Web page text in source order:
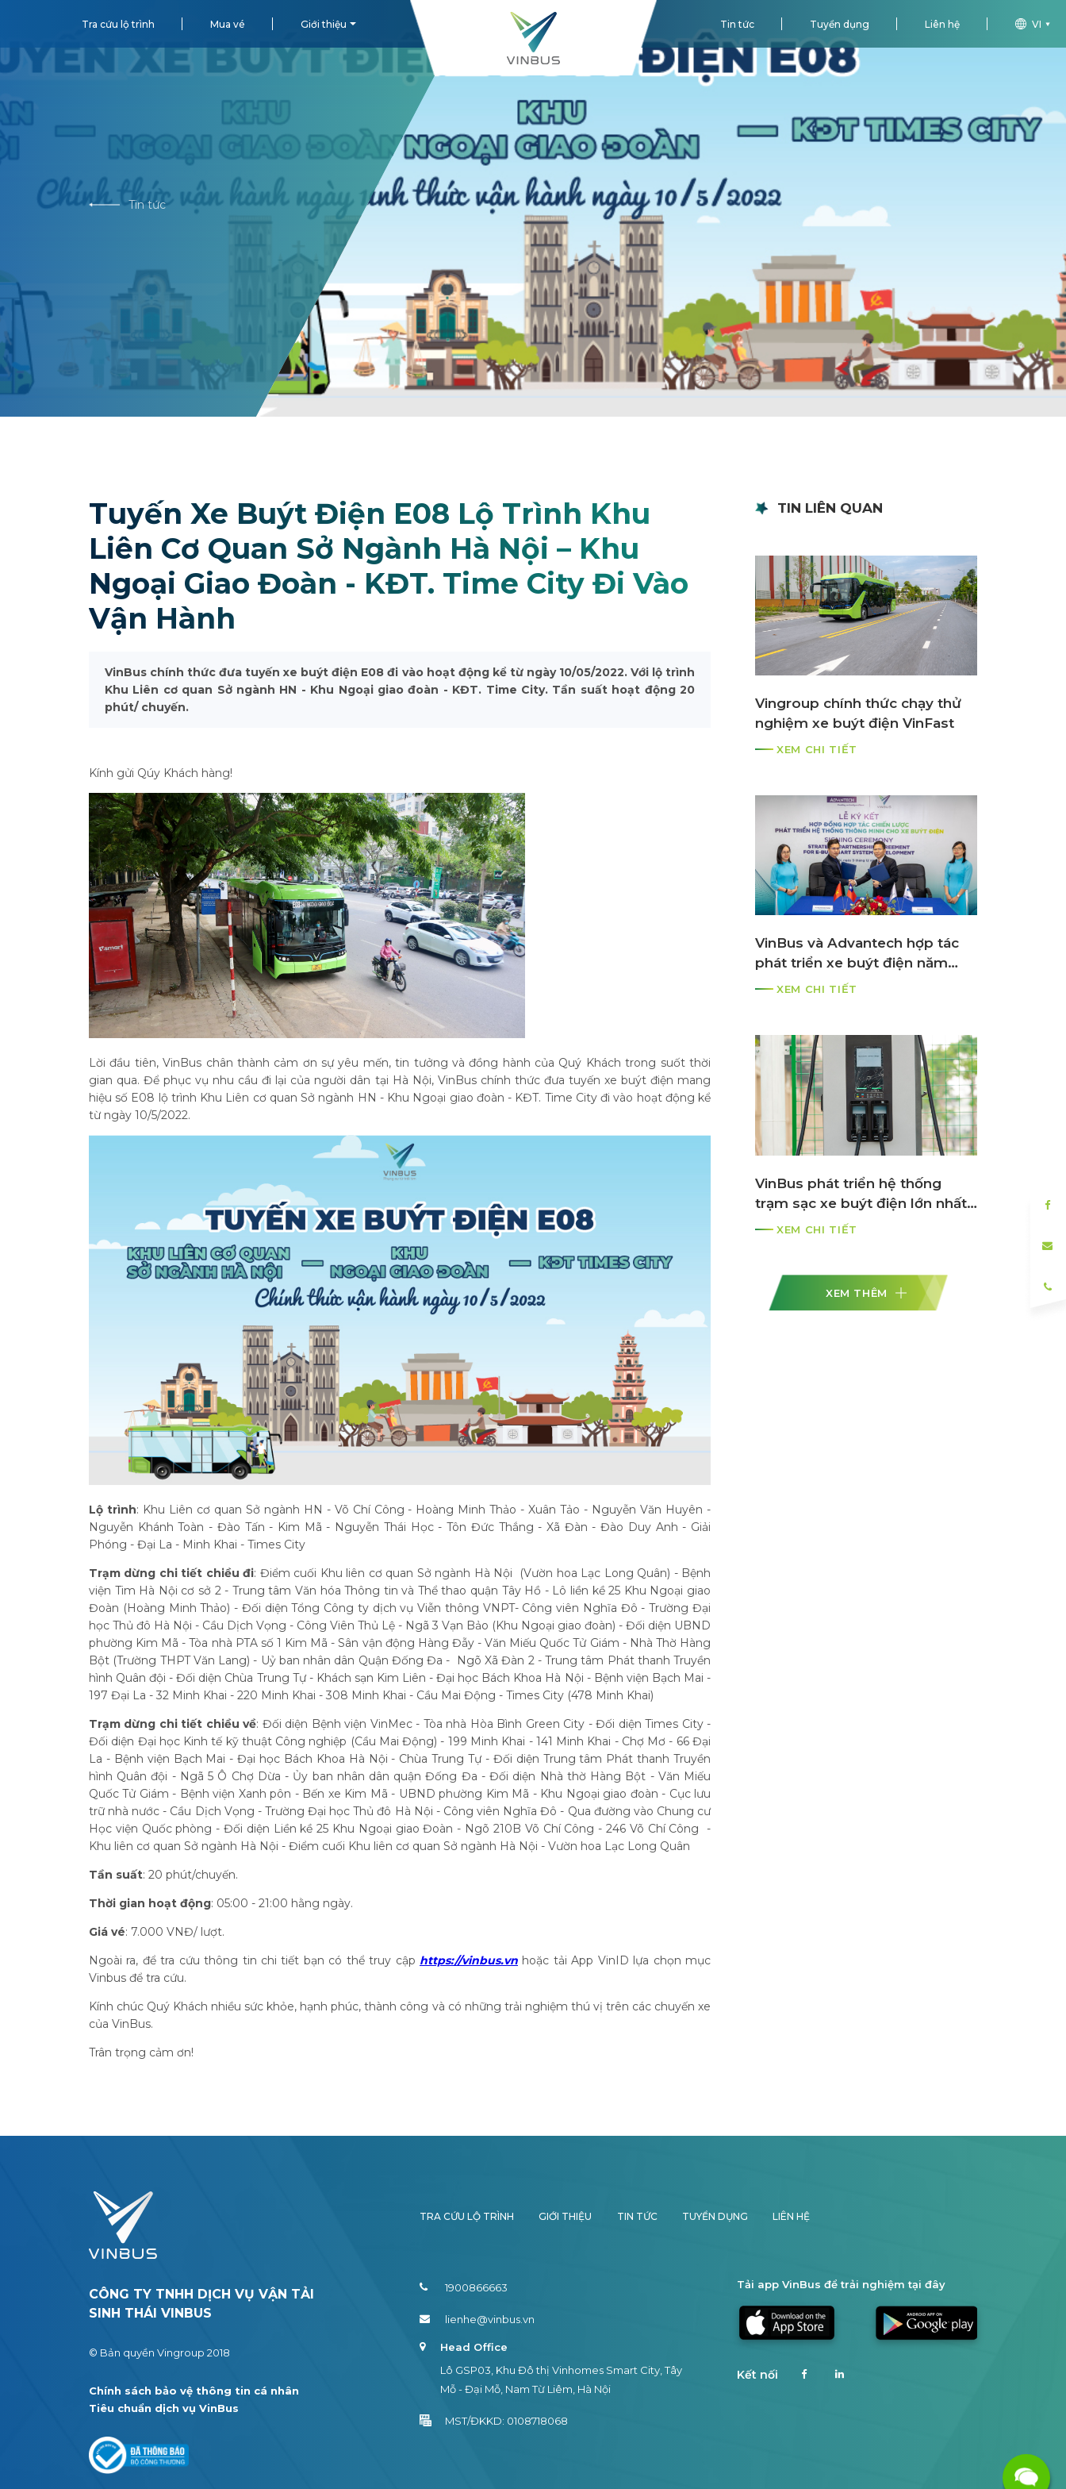
Tra cứu lộ trình Mua vé Giới thiệu Tin tức Tuyển dụng Liên hệ VI
Tin tức
Tuyến Xe Buýt Điện E08 Lộ Trình Khu
Liên Cơ Quan Sở Ngành Hà Nội – Khu
Ngoại Giao Đoàn - KĐT. Time City Đi Vào
Vận Hành
VinBus chính thức đưa tuyến xe buýt điện E08 đi vào hoạt động kể từ ngày 10/05/2022. Với lộ trình
Khu Liên cơ quan Sở ngành HN - Khu Ngoại giao đoàn - KĐT. Time City. Tần suất hoạt động 20
phút/ chuyến.
Kính gửi Qúy Khách hàng!
Lời đầu tiên, VinBus chân thành cảm ơn sự yêu mến, tin tưởng và đồng hành của Quý Khách trong suốt thời
gian qua. Để phục vụ nhu cầu đi lại của người dân tại Hà Nội, VinBus chính thức đưa tuyến xe buýt điện mang
hiệu số E08 lộ trình Khu Liên cơ quan Sở ngành HN - Khu Ngoại giao đoàn - KĐT. Time City đi vào hoạt động kể
từ ngày 10/5/2022.
Lộ trình: Khu Liên cơ quan Sở ngành HN - Võ Chí Công - Hoàng Minh Thảo - Xuân Tảo - Nguyễn Văn Huyên -
Nguyễn Khánh Toàn - Đào Tấn - Kim Mã - Nguyễn Thái Học - Tôn Đức Thắng - Xã Đàn - Đào Duy Anh - Giải
Phóng - Đại La - Minh Khai - Times City
Trạm dừng chi tiết chiều đi: Điểm cuối Khu liên cơ quan Sở ngành Hà Nội (Vườn hoa Lạc Long Quân) - Bệnh
viện Tim Hà Nội cơ sở 2 - Trung tâm Văn hóa Thông tin và Thể thao quận Tây Hồ - Lô liền kề 25 Khu Ngoại giao
Đoàn (Hoàng Minh Thảo) - Đối diện Tổng Công ty dịch vụ Viễn thông VNPT- Công viên Nghĩa Đô - Trường Đại
học Thủ đô Hà Nội - Cầu Dịch Vọng - Công Viên Thủ Lệ - Ngã 3 Vạn Bảo (Khu Ngoại giao đoàn) - Đối diện UBND
phường Kim Mã - Tòa nhà PTA số 1 Kim Mã - Sân vận động Hàng Đẫy - Văn Miếu Quốc Tử Giám - Nhà Thờ Hàng
Bột (Trường THPT Văn Lang) - Uỷ ban nhân dân Quận Đống Đa - Ngõ Xã Đàn 2 - Trung tâm Phát thanh Truyền
hình Quân đội - Đối diện Chùa Trung Tự - Khách sạn Kim Liên - Đại học Bách Khoa Hà Nội - Bệnh viện Bạch Mai -
197 Đại La - 32 Minh Khai - 220 Minh Khai - 308 Minh Khai - Cầu Mai Động - Times City (478 Minh Khai)
Trạm dừng chi tiết chiều về: Đối diện Bệnh viện VinMec - Tòa nhà Hòa Bình Green City - Đối diện Times City -
Đối diện Đại học Kinh tế kỹ thuật Công nghiệp (Cầu Mai Động) - 199 Minh Khai - 141 Minh Khai - Chợ Mơ - 66 Đại
La - Bệnh viện Bạch Mai - Đại học Bách Khoa Hà Nội - Chùa Trung Tự - Đối diện Trung tâm Phát thanh Truyền
hình Quân đội - Ngã 5 Ô Chợ Dừa - Ủy ban nhân dân quận Đống Đa - Đối diện Nhà thờ Hàng Bột - Văn Miếu
Quốc Tử Giám - Bệnh viện Xanh pôn - Bến xe Kim Mã - UBND phường Kim Mã - Khu Ngoại giao đoàn - Cục lưu
trữ nhà nước - Cầu Dịch Vọng - Trường Đại học Thủ đô Hà Nội - Công viên Nghĩa Đô - Qua đường vào Chung cư
Học viện Quốc phòng - Đối diện Liền kề 25 Khu Ngoại giao Đoàn - Ngõ 210B Võ Chí Công - 246 Võ Chí Công -
Khu liên cơ quan Sở ngành Hà Nội - Điểm cuối Khu liên cơ quan Sở ngành Hà Nội - Vườn hoa Lạc Long Quân
Tần suất: 20 phút/chuyến.
Thời gian hoạt động: 05:00 - 21:00 hằng ngày.
Giá vé: 7.000 VNĐ/ lượt.
Ngoài ra, để tra cứu thông tin chi tiết bạn có thể truy cập https://vinbus.vn hoặc tải App VinID lựa chọn mục
Vinbus để tra cứu.
Kính chúc Quý Khách nhiều sức khỏe, hạnh phúc, thành công và có những trải nghiệm thú vị trên các chuyến xe
của VinBus.
Trân trọng cảm ơn!
TIN LIÊN QUAN
Vingroup chính thức chạy thử
nghiệm xe buýt điện VinFast
XEM CHI TIẾT
VinBus và Advantech hợp tác
phát triển xe buýt điện năm
2021XEM CHI TIẾT
VinBus phát triển hệ thống
trạm sạc xe buýt điện lớn nhất
ASEAN
XEM CHI TIẾT
XEM THÊM
CÔNG TY TNHH DỊCH VỤ VẬN TẢI
SINH THÁI VINBUS
© Bản quyền Vingroup 2018
Chính sách bảo vệ thông tin cá nhân
Tiêu chuẩn dịch vụ VinBus
TRA CỨU LỘ TRÌNH GIỚI THIỆU TIN TỨC TUYỂN DỤNG LIÊN HỆ
1900866663
lienhe@vinbus.vn
Head Office
Lô GSP03, Khu Đô thị Vinhomes Smart City, Tây
Mỗ - Đại Mỗ, Nam Từ Liêm, Hà Nội
MST/ĐKKD: 0108718068
Tải app VinBus để trải nghiệm tại đây
Kết nối